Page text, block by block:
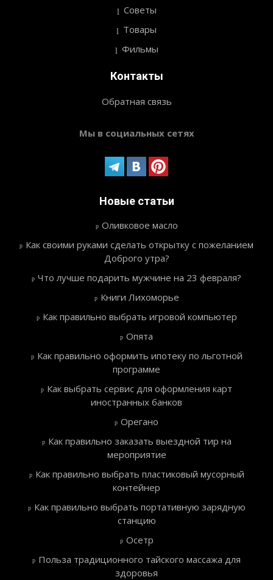
Советы
Товары
Фильмы
Контакты
Обратная связь
Мы в социальных сетях
Новые статьи
Оливковое масло
Как своими руками сделать открытку с пожеланием
Доброго утра?
Что лучше подарить мужчине на 23 февраля?
Книги Лихоморье
Как правильно выбрать игровой компьютер
Опята
Как правильно оформить ипотеку по льготной
программе
Как выбрать сервис для оформления карт
иностранных банков
Орегано
Как правильно заказать выездной тир на
мероприятие
Как правильно выбрать пластиковый мусорный
контейнер
Как правильно выбрать портативную зарядную
станцию
Осетр
Польза традиционного тайского массажа для
здоровья